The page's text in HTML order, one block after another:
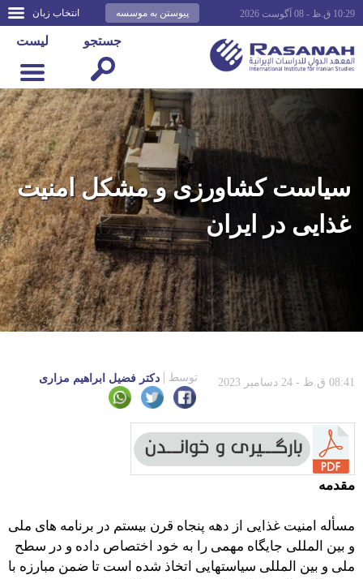
انتخاب زبان پیوستن به موسسه 10:29 ق.ظ - 08 آگوست 2026
لیست جستجو
سیاست کشاورزی و مشکل امنیت
غذایی در ایران
08:41 ق.ظ - 24 دسامبر 2023 توسط دكتر فضیل ابراهیم مزاری
مقدمه
مسأله امنیت غذایی از دهه پنجاه قرن بیستم در برنامه های ملی
و بین المللی جایگاه مهمی را به خود اختصاص داده و در سطح
ملی و بین المللی سیاستهایی اتخاذ شده است تا ضمن مبارزه با